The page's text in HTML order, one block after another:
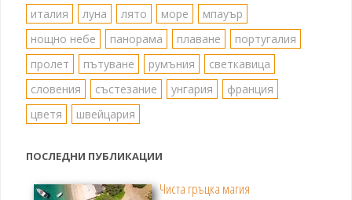
италия
луна лято море
мпауър
нощно небе
панорама плаване
португалия
пролет
пътуване румъния
светкавица
словения
състезание унгария
франция
цветя
швейцария
ПОСЛЕДНИ ПУБЛИКАЦИИ
Чиста гръцка магия